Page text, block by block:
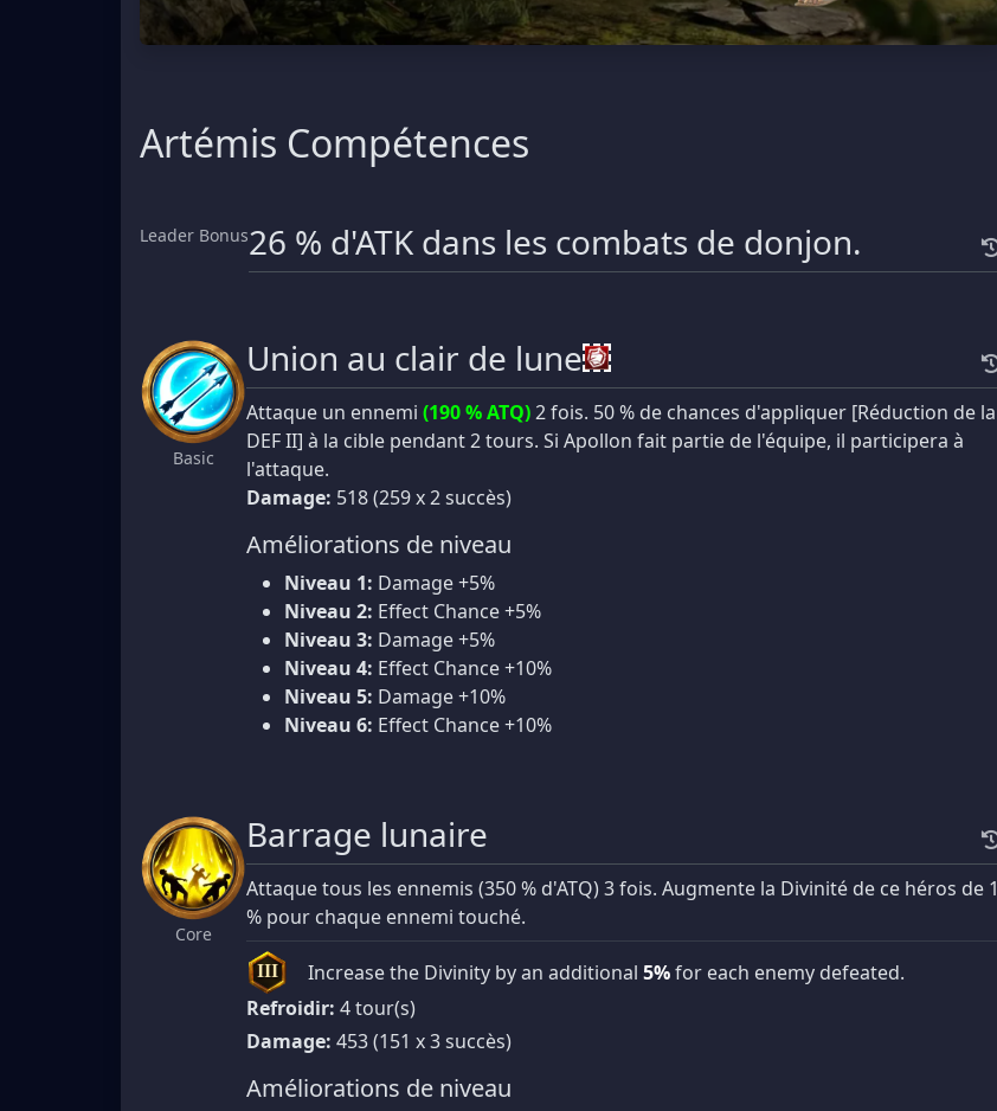
Artémis Compétences
Leader Bonus26 % d'ATK dans les combats de donjon.
Basic
Union au clair de lune
Attaque un ennemi (190 % ATQ)2 fois. 50 % de chances d'appliquer [Réduction de la
DEF II] à la cible pendant 2 tours. Si Apollon fait partie de l'équipe, il participera à
l'attaque.
Damage: 518 (259 x 2 succès)
Améliorations de niveau
Niveau 1: Damage +5%
Niveau 2: Effect Chance +5%
Niveau 3: Damage +5%
Niveau 4: Effect Chance +10%
Niveau 5: Damage +10%
Niveau 6: Effect Chance +10%
Core
Barrage lunaire
Attaque tous les ennemis (350 % d'ATQ) 3 fois. Augmente la Divinité de ce héros de 1
% pour chaque ennemi touché.
III Increase the Divinity by an additional 5%for each enemy defeated.
Refroidir: 4 tour(s)
Damage: 453 (151 x 3 succès)
Améliorations de niveau